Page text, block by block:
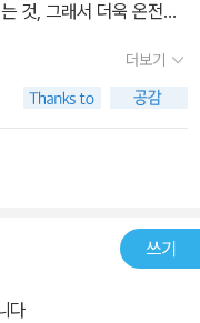
우리가 그것들을 보이지
신으로 변용시키기를 !
는 사실은 삶의 유한함
기보다는, 그것들을 받
무름을 뚫고 폭풍처럼 지
어린 시절’과 같은 ‘현존
을 통해 이전 번역본에서
것, 그래서 더욱 온전히
더보기
쓰기
다